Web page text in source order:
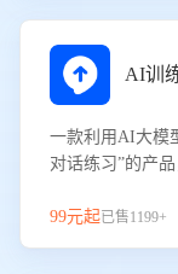
AI训
一款利用AI大模
对话练习”的产
服能力。
99元起已售1199+